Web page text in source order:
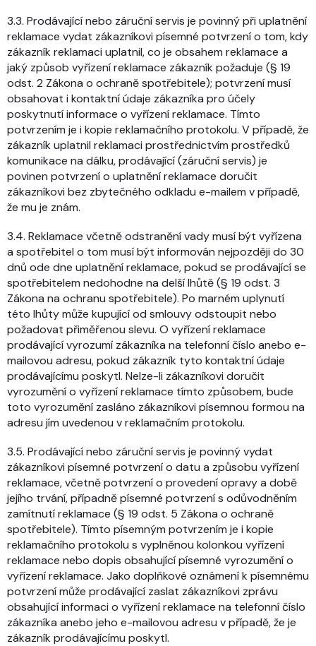
3.3. Prodávající nebo záruční servis je povinný při uplatnění
reklamace vydat zákazníkovi písemné potvrzení o tom, kdy
zákazník reklamaci uplatnil, co je obsahem reklamace a
jaký způsob vyřízení reklamace zákazník požaduje (§ 19
odst. 2 Zákona o ochraně spotřebitele); potvrzení musí
obsahovat i kontaktní údaje zákazníka pro účely
poskytnutí informace o vyřízení reklamace. Tímto
potvrzením je i kopie reklamačního protokolu. V případě, že
zákazník uplatnil reklamaci prostřednictvím prostředků
komunikace na dálku, prodávající (záruční servis) je
povinen potvrzení o uplatnění reklamace doručit
zákazníkovi bez zbytečného odkladu e-mailem v případě,
že mu je znám.
3.4. Reklamace včetně odstranění vady musí být vyřízena
a spotřebitel o tom musí být informován nejpozději do 30
dnů ode dne uplatnění reklamace, pokud se prodávající se
spotřebitelem nedohodne na delší lhůtě (§ 19 odst. 3
Zákona na ochranu spotřebitele). Po marném uplynutí
této lhůty může kupující od smlouvy odstoupit nebo
požadovat přiměřenou slevu. O vyřízení reklamace
prodávající vyrozumí zákazníka na telefonní číslo anebo e-
mailovou adresu, pokud zákazník tyto kontaktní údaje
prodávajícímu poskytl. Nelze-li zákazníkovi doručit
vyrozumění o vyřízení reklamace tímto způsobem, bude
toto vyrozumění zasláno zákazníkovi písemnou formou na
adresu jím uvedenou v reklamačním protokolu.
3.5. Prodávající nebo záruční servis je povinný vydat
zákazníkovi písemné potvrzení o datu a způsobu vyřízení
reklamace, včetně potvrzení o provedení opravy a době
jejího trvání, případně písemné potvrzení s odůvodněním
zamítnutí reklamace (§ 19 odst. 5 Zákona o ochraně
spotřebitele). Tímto písemným potvrzením je i kopie
reklamačního protokolu s vyplněnou kolonkou vyřízení
reklamace nebo dopis obsahující písemné vyrozumění o
vyřízení reklamace. Jako doplňkové oznámení k písemnému
potvrzení může prodávající zaslat zákazníkovi zprávu
obsahující informaci o vyřízení reklamace na telefonní číslo
zákazníka anebo jeho e-mailovou adresu v případě, že je
zákazník prodávajícímu poskytl.